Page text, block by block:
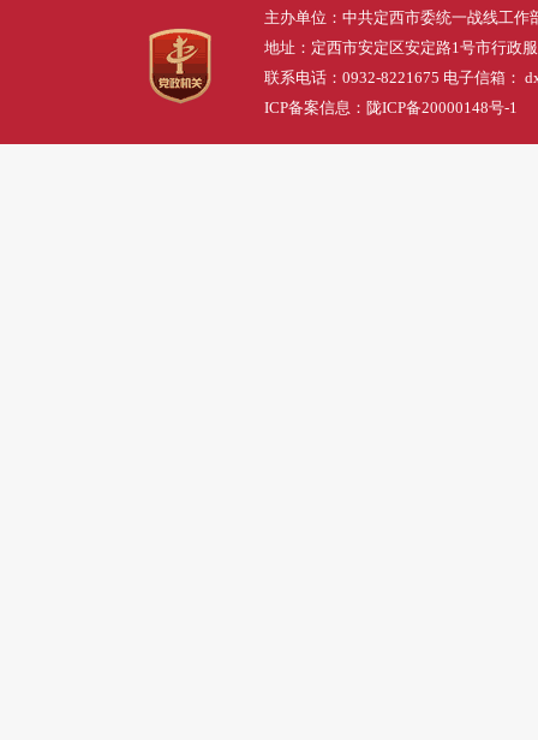
主办单位：中共定西市委统一战线工作
地址：定西市安定区安定路1号市行政
联系电话：0932-8221675 电子信箱：
ICP备案信息： 陇ICP备20000148号-1